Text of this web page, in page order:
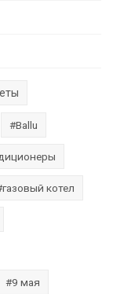
#Ballu
котел
#9 мая